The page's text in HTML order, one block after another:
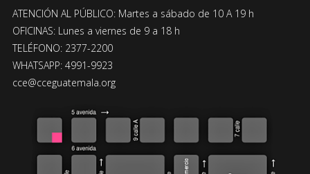
ATENCIÓN AL PÚBLICO: Martes a sábado de 10 A 19 h
OFICINAS: Lunes a viernes de 9 a 18 h
TELÉFONO: 2377-2200
WHATSAPP: 4991-9923
cce@cceguatemala.org